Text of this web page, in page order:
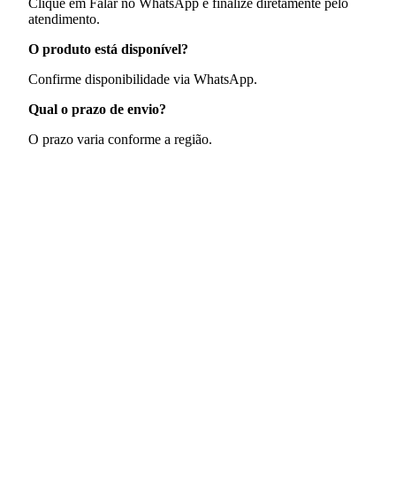
Clique em Falar no WhatsApp e finalize diretamente pelo
atendimento.
O produto está disponível?
Confirme disponibilidade via WhatsApp.
Qual o prazo de envio?
O prazo varia conforme a região.